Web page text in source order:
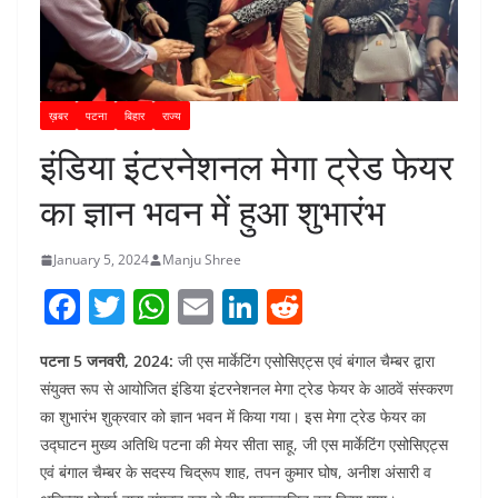
ख़बर पटना बिहार राज्य
इंडिया इंटरनेशनल मेगा ट्रेड फेयर
का ज्ञान भवन में हुआ शुभारंभ
January 5, 2024 Manju Shree
F
c
e
b
o
T
itt
er
W
h
at
s
A
p
E
m
ai
l
Li
n
k
e
dI
n
d
di
t
पटना 5 जनवरी, 2024: जी एस मार्केटिंग एसोसिएट्स एवं बंगाल चैम्बर द्वारा
संयुक्त रूप से आयोजित इंडिया इंटरनेशनल मेगा ट्रेड फेयर के आठवें संस्करण
का शुभारंभ शुक्रवार को ज्ञान भवन में किया गया। इस मेगा ट्रेड फेयर का
उद्घाटन मुख्य अतिथि पटना की मेयर सीता साहू, जी एस मार्केटिंग एसोसिएट्स
एवं बंगाल चैम्बर के सदस्य चिद्रूप शाह, तपन कुमार घोष, अनीश अंसारी व